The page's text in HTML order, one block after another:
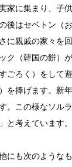
家に集まり、子
後はセベトン（
に親戚の家々を
ク（韓国の餅）
ごろく）をして
を捧げます。新
。この様なソル
と考えています。
にも次のような